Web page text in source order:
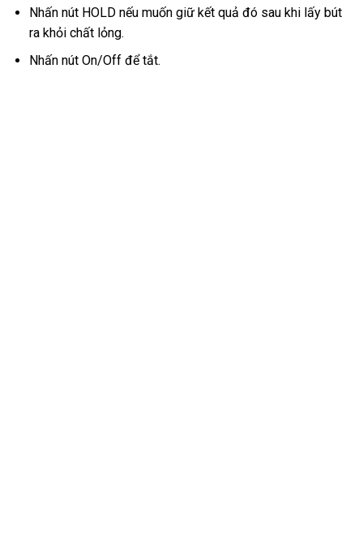
Nhấn nút HOLD nếu muốn giữ kết quả đó sau khi lấy bút
ra khỏi chất lỏng.
Nhấn nút On/Off để tắt.